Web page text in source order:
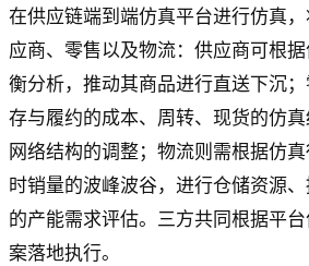
在供应链端到端仿真平台进行仿真
应商、零售以及物流：供应商可根
衡分析，推动其商品进行直送下沉
存与履约的成本、周转、现货的仿
网络结构的调整；物流则需根据仿
时销量的波峰波谷，进行仓储资源
的产能需求评估。三方共同根据平
案落地执行。